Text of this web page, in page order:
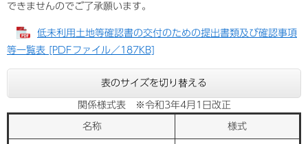
できませんのでご了承願います。
低未利用土地等確認書の交付のための提出書類及び確認事項
等一覧表 [PDFファイル／187KB]
表のサイズを切り替える
関係様式表 ※令和3年4月1日改正
名称 様式